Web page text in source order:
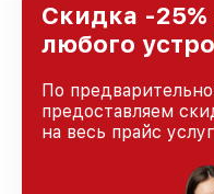
Скидка -
любого
По
предоставляем
на весь прайс